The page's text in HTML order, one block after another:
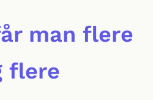
man flere
flere